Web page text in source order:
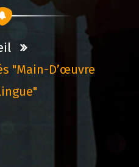
"main-D’œuvre